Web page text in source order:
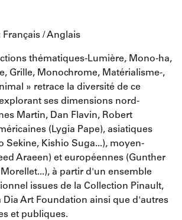
/ Anglais
thématiques-Lumière, Mono-ha,
Grille, Monochrome, Matérialisme-,
» retrace la diversité de ce
ses dimensions nord-
Martin, Dan Flavin, Robert
(Lygia Pape), asiatiques
Sekine, Kishio Suga...), moyen-
Araeen) et européennes (Gunther
Morellet...), à partir d'un ensemble
issues de la Collection Pinault,
Dia Art Foundation ainsi que d'autres
et publiques.